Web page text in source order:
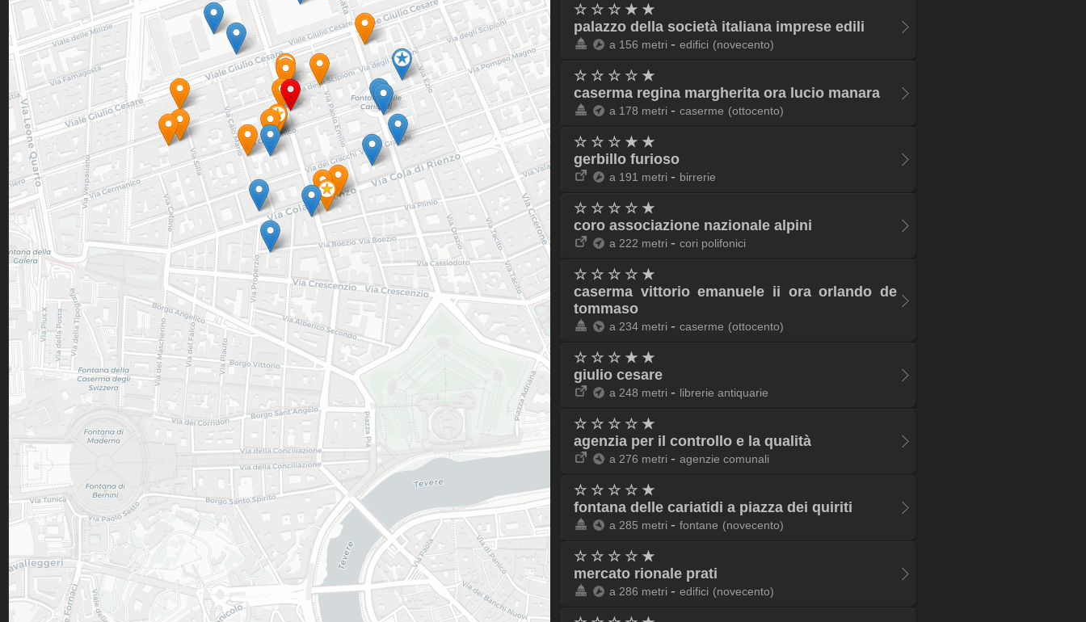
☆ ☆ ☆ ★ ★
palazzo della società italiana imprese edili
a 156 metri - edifici (novecento)
☆ ☆ ☆ ☆ ★
caserma regina margherita ora lucio manara
a 178 metri - caserme (ottocento)
☆ ☆ ☆ ★ ★
gerbillo furioso
a 191 metri - birrerie
☆ ☆ ☆ ☆ ★
coro associazione nazionale alpini
a 222 metri - cori polifonici
☆ ☆ ☆ ☆ ★
caserma vittorio emanuele ii ora orlando de
tommaso
a 234 metri - caserme (ottocento)
☆ ☆ ☆ ★ ★
giulio cesare
a 248 metri - librerie antiquarie
☆ ☆ ☆ ☆ ★
agenzia per il controllo e la qualità
a 276 metri - agenzie comunali
☆ ☆ ☆ ☆ ★
fontana delle cariatidi a piazza dei quiriti
a 285 metri - fontane (novecento)
☆ ☆ ☆ ☆ ★
mercato rionale prati
a 286 metri - edifici (novecento)